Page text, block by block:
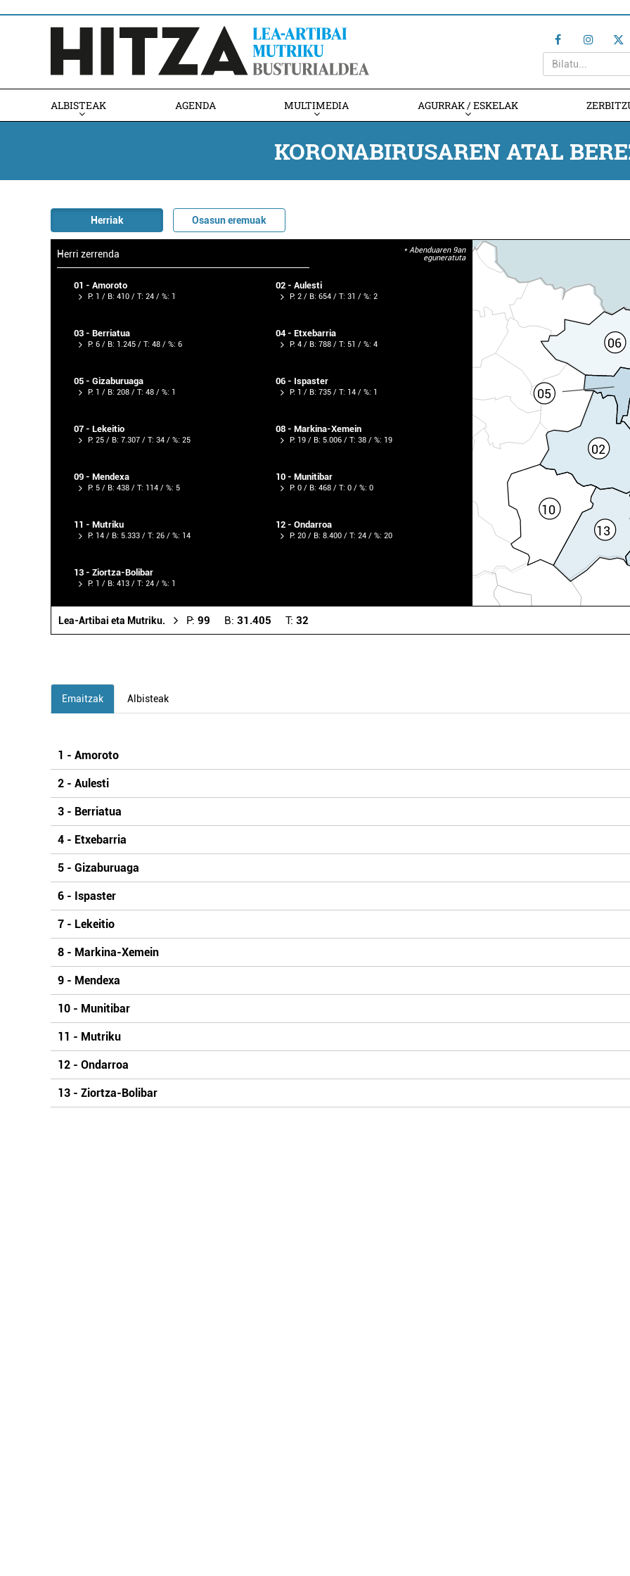
ALBISTEAK AGENDA MULTIMEDIA AGURRAK / ESKELAK
KORONABIRUSAREN ATAL
Herriak Osasun eremuak
Lea-Artibai eta Mutriku. P: 99 B: 31.405 T: 32
Herri zerrenda
* Abenduaren 9an
eguneratuta
01 - Amoroto
P: 1 / B: 410 / T: 24 / %: 1
02 - Aulesti
P: 2 / B: 654 / T: 31 / %: 2
03 - Berriatua
P: 6 / B: 1.245 / T: 48 / %: 6
04 - Etxebarria
P: 4 / B: 788 / T: 51 / %: 4
05 - Gizaburuaga
P: 1 / B: 208 / T: 48 / %: 1
06 - Ispaster
P: 1 / B: 735 / T: 14 / %: 1
07 - Lekeitio
P: 25 / B: 7.307 / T: 34 / %: 25
08 - Markina-Xemein
P: 19 / B: 5.006 / T: 38 / %: 19
09 - Mendexa
P: 5 / B: 438 / T: 114 / %: 5
10 - Munitibar
P: 0 / B: 468 / T: 0 / %: 0
11 - Mutriku
P: 14 / B: 5.333 / T: 26 / %: 14
12 - Ondarroa
P: 20 / B: 8.400 / T: 24 / %: 20
13 - Ziortza-Bolibar
P: 1 / B: 413 / T: 24 / %: 1
13
10
06
05
02
Emaitzak Albisteak
1 - Amoroto
2 - Aulesti
3 - Berriatua
4 - Etxebarria
5 - Gizaburuaga
6 - Ispaster
7 - Lekeitio
8 - Markina-Xemein
9 - Mendexa
10 - Munitibar
11 - Mutriku
12 - Ondarroa
13 - Ziortza-Bolibar